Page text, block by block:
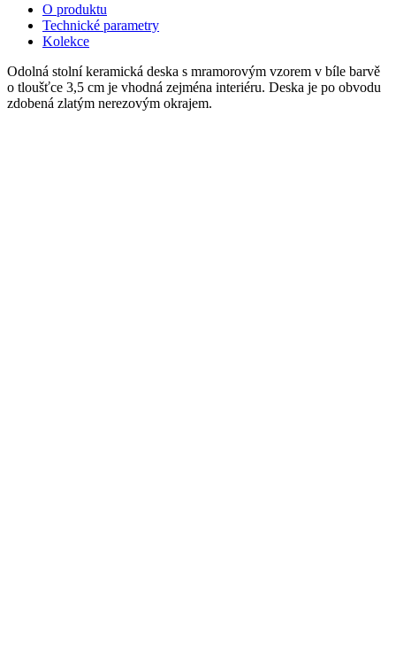
O produktu
Technické parametry
Kolekce
Odolná stolní keramická deska s mramorovým vzorem v bíle barvě
o tloušťce 3,5 cm je vhodná zejména interiéru. Deska je po obvodu
zdobená zlatým nerezovým okrajem.